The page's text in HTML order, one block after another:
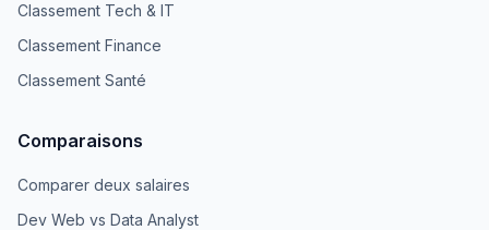
Classement Tech & IT
Classement Finance
Classement Santé
Comparaisons
Comparer deux salaires
Dev Web vs Data Analyst